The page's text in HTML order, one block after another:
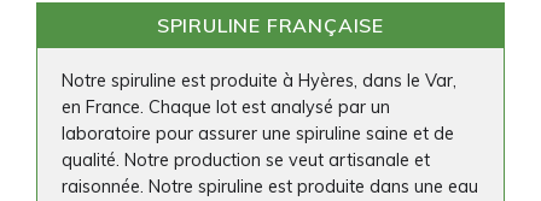
SPIRULINE FRANÇAISE
Notre spiruline est produite à Hyères, dans le Var,
en France. Chaque lot est analysé par un
laboratoire pour assurer une spiruline saine et de
qualité. Notre production se veut artisanale et
raisonnée. Notre spiruline est produite dans une eau